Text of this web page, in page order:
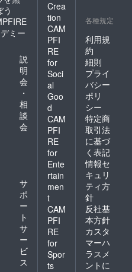
う
ミー
説
明
会
・
相
談
会
サ
ポ
ー
ト
サ
ー
ビ
ス
Crea
tion
CAM
PFI
RE
for
Soci
al
Goo
d
CAM
PFI
RE
for
Ente
rtain
men
t
CAM
PFI
RE
for
Spor
ts
各種規定
利用規
約
細則
プライ
バシー
ポリ
シー
特定商
取引法
に基づ
く表記
情報セ
キュリ
ティ方
針
反社基
本方針
カスタ
マーハ
ラスメ
ントに